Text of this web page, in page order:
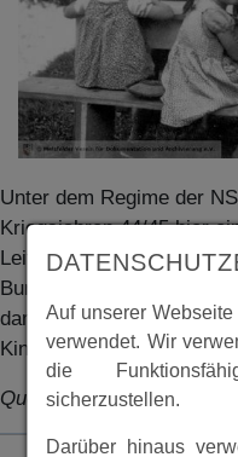
Unter dem Regime der
Kriegsjahren 44/45 hier
Leiterin, bestellt von den
Bunzenthal aus Bochum.
damals Kindergärtnerin
Kinderhort war das
Quelle: Chronik 900 Jahre
Auf unserer
verwendet. Wir
die
sicherzustellen.
Darüber hinaus